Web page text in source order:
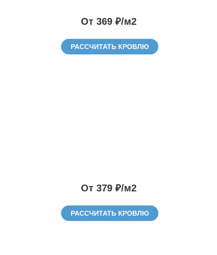
От 369 ₽/м2
РАССЧИТАТЬ КРОВЛЮ
От 379 ₽/м2
РАССЧИТАТЬ КРОВЛЮ